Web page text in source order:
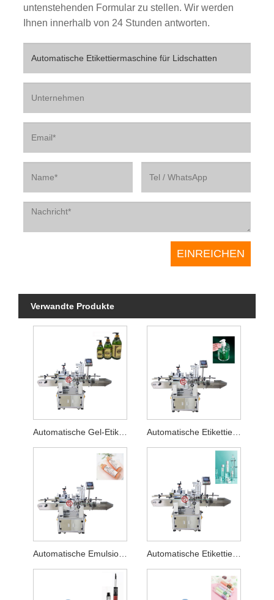
untenstehenden Formular zu stellen. Wir werden
Ihnen innerhalb von 24 Stunden antworten.
Verwandte Produkte
Automatische Gel-Etikettiermaschine
Automatische Emulsionsetikettiermaschine